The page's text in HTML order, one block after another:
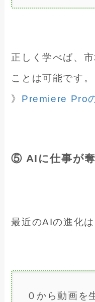
正しく学べば、
ことは可能です。
》 Premiere Pro
⑤ AIに仕事が
最近のAIの進化
０から動画を